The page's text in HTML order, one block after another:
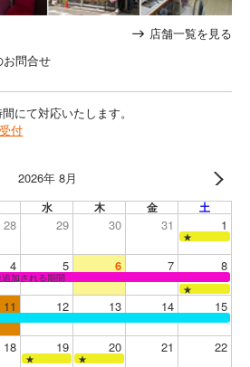
店舗一覧を見る
お問合せ
にて対応いたします。
付
2026年 8月
水 木 金 土
28 29 30 31 1
★
4 5 6 7 8
加される期間
★
11 12 13 14 15
18 19 20 21 22
★
★